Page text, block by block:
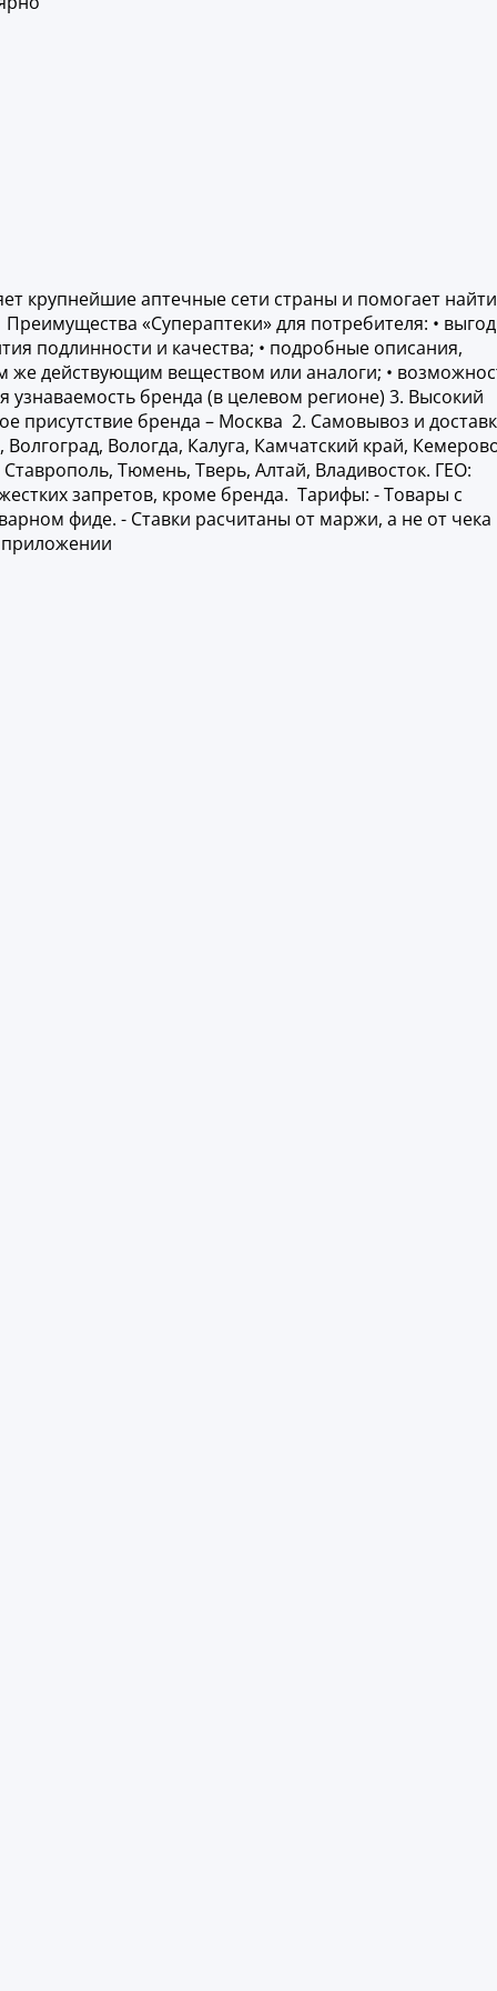
крупнейшие аптечные сети страны и помогает найти
«Супераптеки» для потребителя: •
подлинности и качества; • подробные описания,
же действующим веществом или аналоги; •
узнаваемость бренда (в целевом регионе) 3. Высокий
присутствие бренда – Москва 2. Самовывоз и
Вологда, Калуга, Камчатский край,
Тюмень, Тверь, Алтай, Владивосток. ГЕО:
запретов, кроме бренда. Тарифы: - Товары с
фиде. - Ставки расчитаны от маржи, а не от чека
приложении